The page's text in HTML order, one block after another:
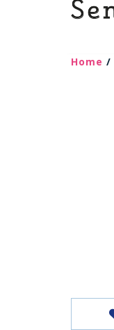
Home /